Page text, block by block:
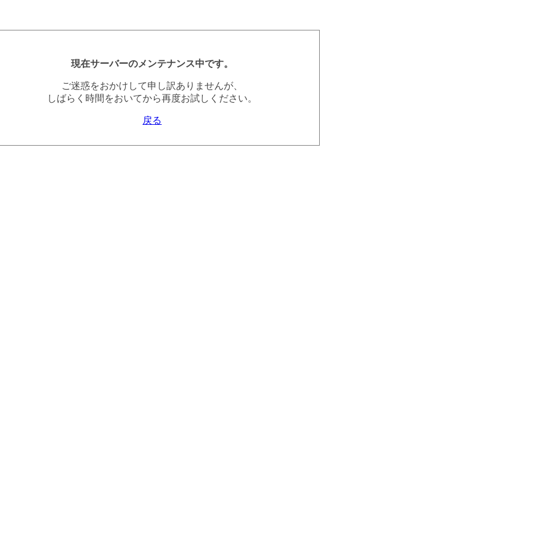
現在サーバーのメンテナンス中です。
ご迷惑をおかけして申し訳ありませんが、
しばらく時間をおいてから再度お試しください。
戻る